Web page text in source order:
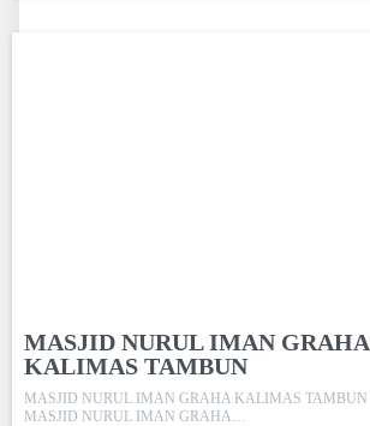
MASJID NURUL IMAN GRAHA
KALIMAS TAMBUN
MASJID NURUL IMAN GRAHA KALIMAS TAMBUN
MASJID NURUL IMAN GRAHA…